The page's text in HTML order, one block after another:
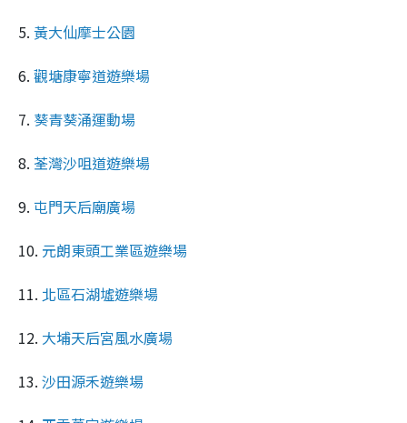
5. 黃大仙摩士公園
6. 觀塘康寧道遊樂場
7. 葵青葵涌運動場
8. 荃灣沙咀道遊樂場
9. 屯門天后廟廣場
10. 元朗東頭工業區遊樂場
11. 北區石湖墟遊樂場
12. 大埔天后宮風水廣場
13. 沙田源禾遊樂場